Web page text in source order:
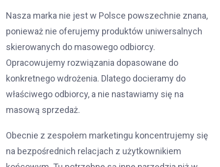
Nasza marka nie jest w Polsce powszechnie znana,
ponieważ nie oferujemy produktów uniwersalnych
skierowanych do masowego odbiorcy.
Opracowujemy rozwiązania dopasowane do
konkretnego wdrożenia. Dlatego docieramy do
właściwego odbiorcy, a nie nastawiamy się na
masową sprzedaż.
Obecnie z zespołem marketingu koncentrujemy się
na bezpośrednich relacjach z użytkownikiem